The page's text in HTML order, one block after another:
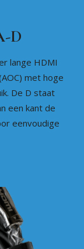
D
lange HDMI
met hoge
De D staat
een kant de
eenvoudige